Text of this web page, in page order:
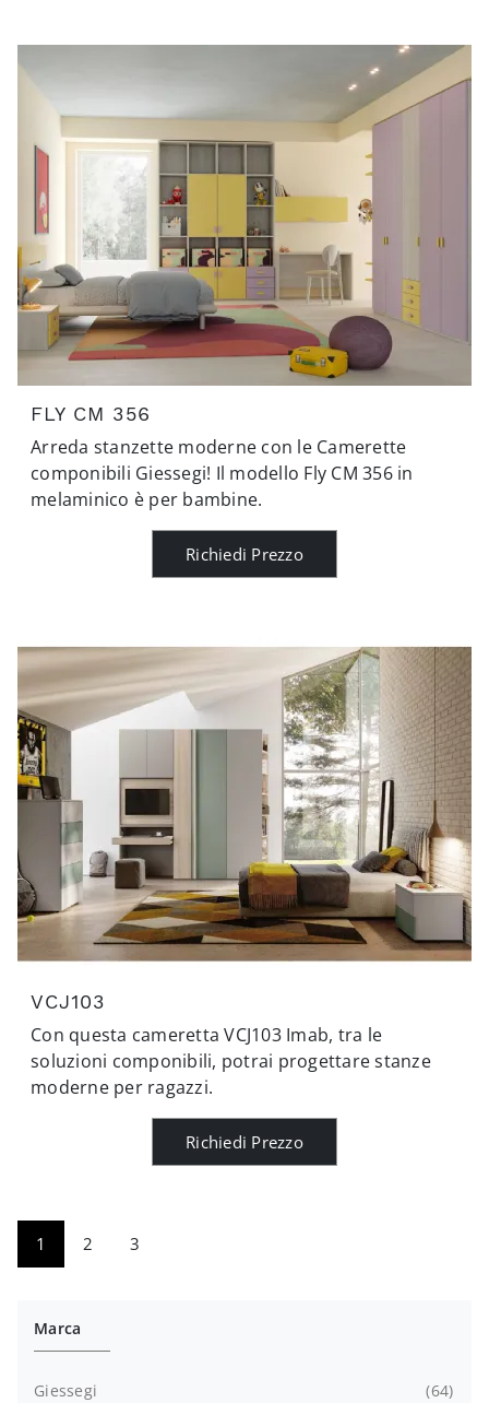
FLY CM 356
Arreda stanzette moderne con le Camerette
componibili Giessegi! Il modello Fly CM 356 in
melaminico è per bambine.
Richiedi Prezzo
VCJ103
Con questa cameretta VCJ103 Imab, tra le
soluzioni componibili, potrai progettare stanze
moderne per ragazzi.
Richiedi Prezzo
1 2 3
Marca
Giessegi
64